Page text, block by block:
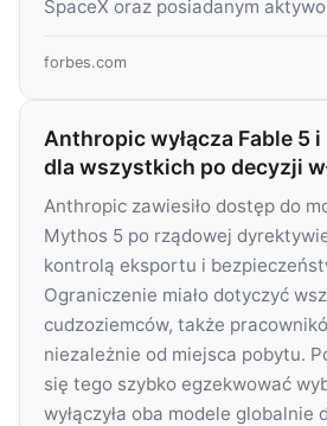
SpaceX oraz posiadanym
forbes.com
Anthropic wyłącza Fable 5
dla wszystkich po decyzji
Anthropic zawiesiło dostęp do
Mythos 5 po rządowej
kontrolą eksportu i
Ograniczenie miało dotyczyć
cudzoziemców, także
niezależnie od miejsca pobytu.
się tego szybko egzekwować
wyłączyła oba modele globalnie